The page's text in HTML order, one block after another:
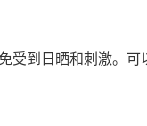
到日晒和刺激。可